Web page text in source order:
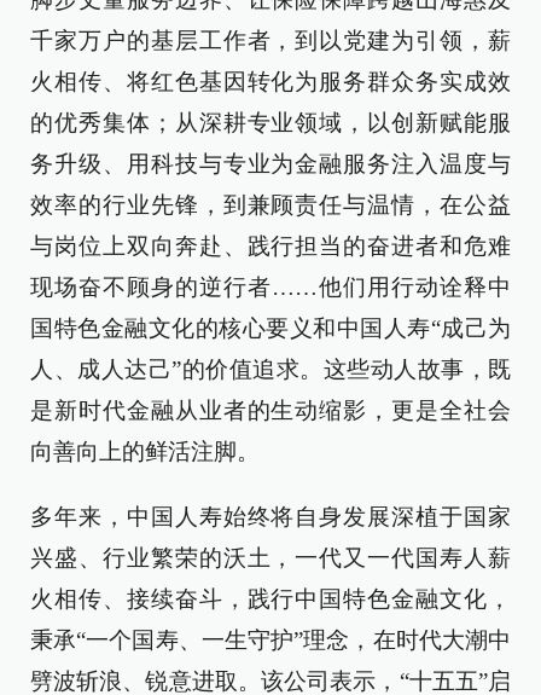
千家万户的基层工作者，到以党建为引领，薪
火相传、将红色基因转化为服务群众务实成效
的优秀集体；从深耕专业领域，以创新赋能服
务升级、用科技与专业为金融服务注入温度与
效率的行业先锋，到兼顾责任与温情，在公益
与岗位上双向奔赴、践行担当的奋进者和危难
现场奋不顾身的逆行者……他们用行动诠释中
国特色金融文化的核心要义和中国人寿“成己为
人、成人达己”的价值追求。这些动人故事，既
是新时代金融从业者的生动缩影，更是全社会
向善向上的鲜活注脚。
多年来，中国人寿始终将自身发展深植于国家
兴盛、行业繁荣的沃土，一代又一代国寿人薪
火相传、接续奋斗，践行中国特色金融文化，
秉承“一个国寿、一生守护”理念，在时代大潮中
劈波斩浪、锐意进取。该公司表示，“十五五”启